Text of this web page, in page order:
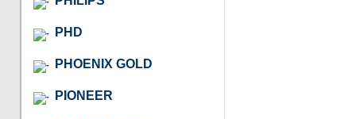
PHD
PHOENIX GOLD
PIONEER